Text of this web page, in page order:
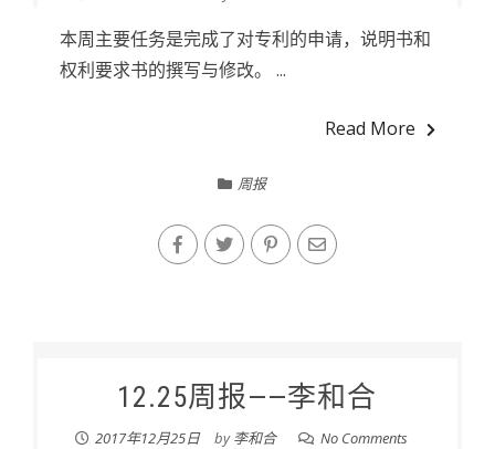
本周主要任务是完成了对专利的申请，说明书和
权利要求书的撰写与修改。 ...
Read More
周报
12.25周报——李和合
2017年12月25日 by李和合 No Comments